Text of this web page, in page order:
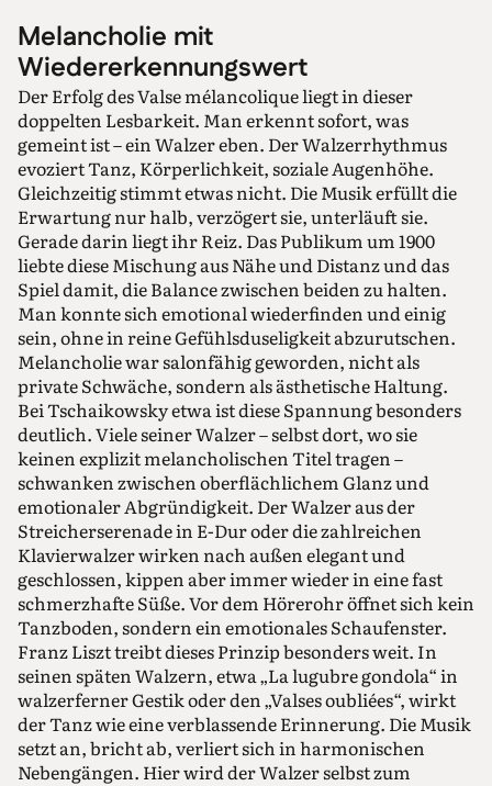
Melancholie mit
Wiedererkennungswert
Der Erfolg des Valse mélancolique liegt in dieser
doppelten Lesbarkeit. Man erkennt sofort, was
gemeint ist – ein Walzer eben. Der Walzerrhythmus
evoziert Tanz, Körperlichkeit, soziale Augenhöhe.
Gleichzeitig stimmt etwas nicht. Die Musik erfüllt die
Erwartung nur halb, verzögert sie, unterläuft sie.
Gerade darin liegt ihr Reiz. Das Publikum um 1900
liebte diese Mischung aus Nähe und Distanz und das
Spiel damit, die Balance zwischen beiden zu halten.
Man konnte sich emotional wiederfinden und einig
sein, ohne in reine Gefühlsduseligkeit abzurutschen.
Melancholie war salonfähig geworden, nicht als
private Schwäche, sondern als ästhetische Haltung.
Bei Tschaikowsky etwa ist diese Spannung besonders
deutlich. Viele seiner Walzer – selbst dort, wo sie
keinen explizit melancholischen Titel tragen –
schwanken zwischen oberflächlichem Glanz und
emotionaler Abgründigkeit. Der Walzer aus der
Streicherserenade in E-Dur oder die zahlreichen
Klavierwalzer wirken nach außen elegant und
geschlossen, kippen aber immer wieder in eine fast
schmerzhafte Süße. Vor dem Hörerohr öffnet sich kein
Tanzboden, sondern ein emotionales Schaufenster.
Franz Liszt treibt dieses Prinzip besonders weit. In
seinen späten Walzern, etwa „La lugubre gondola“ in
walzerferner Gestik oder den „Valses oubliées“, wirkt
der Tanz wie eine verblassende Erinnerung. Die Musik
setzt an, bricht ab, verliert sich in harmonischen
Nebengängen. Hier wird der Walzer selbst zum